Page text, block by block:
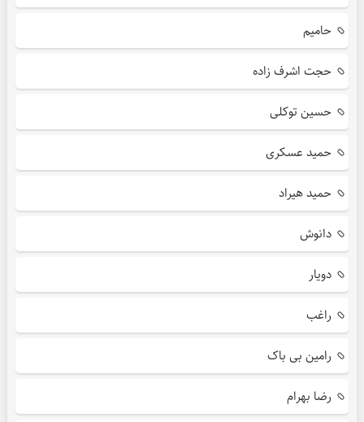
حامیم
حجت اشرف زاده
حسین توکلی
حمید عسکری
حمید هیراد
دانوش
دویار
راغب
رامین بی باک
رضا بهرام